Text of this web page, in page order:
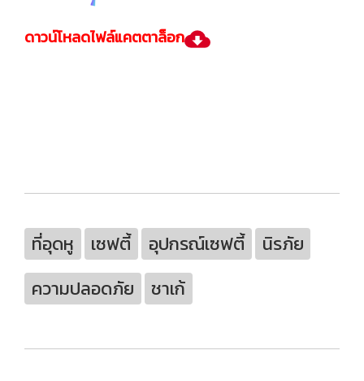
ดาวน์โหลดไฟล์แคตตาล็อก
ที่อุดหู เซฟตี้ อุปกรณ์เซฟตี้
นิรภัย
ความปลอดภัย
ชาเก้